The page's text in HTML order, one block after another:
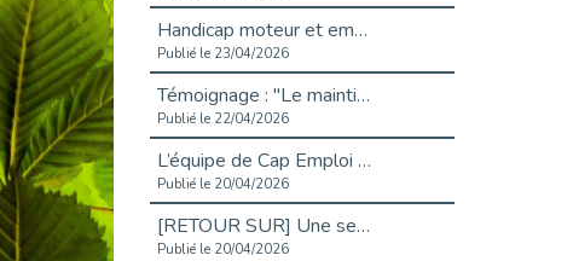
Handicap moteur et emploi : réussir ses recrutements vidéo
Publié le 23/04/2026
Témoignage : "Le maintien en emploi est un investissement, pas une contrainte."
Publié le 22/04/2026
L’équipe de Cap Emploi 92 s’agrandit : Bienvenue à Charmila, Khoudia et Fadila !
Publié le 20/04/2026
[RETOUR SUR] Une session de recrutement inclusive réussie à Asnières !
Publié le 20/04/2026